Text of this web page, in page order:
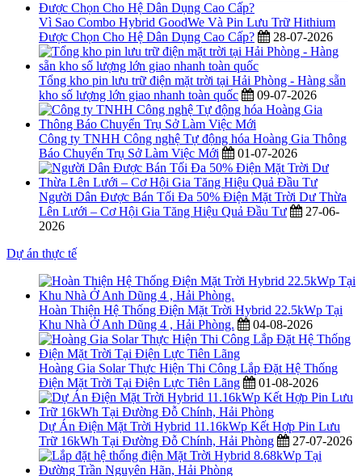
Vì Sao Combo Hybrid GoodWe Và Pin Lưu Trữ Hithium
Được Chọn Cho Hệ Dân Dụng Cao Cấp?
28-07-2026
Tổng kho pin lưu trữ điện mặt trời tại Hải Phòng - Hàng sẵn
kho số lượng lớn giao nhanh toàn quốc
09-07-2026
Công ty TNHH Công nghệ Tự động hóa Hoàng Gia Thông
Báo Chuyển Trụ Sở Làm Việc Mới
01-07-2026
Người Dân Được Bán Tối Đa 50% Điện Mặt Trời Dư Thừa
Lên Lưới – Cơ Hội Gia Tăng Hiệu Quả Đầu Tư
27-06-
2026
Dự án thực tế
Hoàn Thiện Hệ Thống Điện Mặt Trời Hybrid 22.5kWp Tại
Khu Nhà Ở Anh Dũng 4 , Hải Phòng.
04-08-2026
Hoàng Gia Solar Thực Hiện Thi Công Lắp Đặt Hệ Thống
Điện Mặt Trời Tại Điện Lực Tiên Lãng
01-08-2026
Dự Án Điện Mặt Trời Hybrid 11.16kWp Kết Hợp Pin Lưu
Trữ 16kWh Tại Đường Đỗ Chính, Hải Phòng
27-07-2026